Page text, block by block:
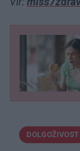
DOLGOŽIVOST